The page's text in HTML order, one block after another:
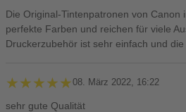
Die Original-Tintenpatronen von Canon
perfekte Farben und reichen für viele
Druckerzubehör ist sehr einfach und
★★★★★
★★★★★08. März 2022, 16:22
sehr gute Qualität